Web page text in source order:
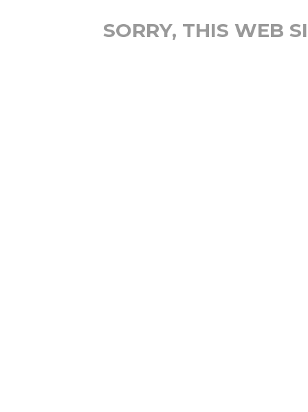
SORRY, THIS WEB